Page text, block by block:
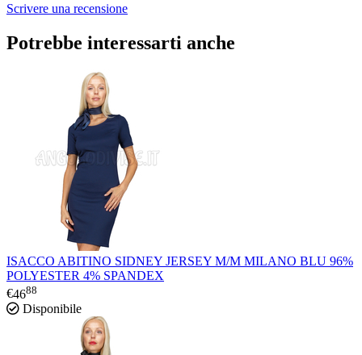
Scrivere una recensione
Potrebbe interessarti anche
ISACCO ABITINO SIDNEY JERSEY M/M MILANO BLU 96%
POLYESTER 4% SPANDEX
€4688
Disponibile